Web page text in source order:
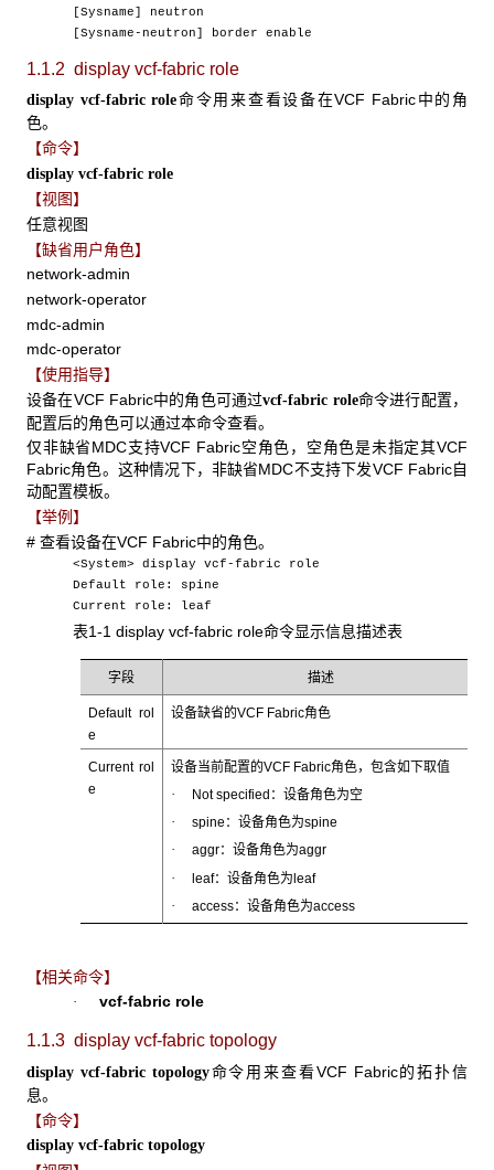
[Sysname] neutron
[Sysname-neutron] border enable
1.1.2 display vcf-fabric role
display vcf-fabric role命令用来查看设备在VCF Fabric中的角
色。
【命令】
display vcf-fabric role
【视图】
任意视图
【缺省用户角色】
network-admin
network-operator
mdc-admin
mdc-operator
【使用指导】
设备在VCF Fabric中的角色可通过vcf-fabric role命令进行配置，
配置后的角色可以通过本命令查看。
仅非缺省MDC支持VCF Fabric空角色，空角色是未指定其VCF
Fabric角色。这种情况下，非缺省MDC不支持下发VCF Fabric自
动配置模板。
【举例】
# 查看设备在VCF Fabric中的角色。
<System> display vcf-fabric role
Default role: spine
Current role: leaf
表1-1 display vcf-fabric role命令显示信息描述表
字段 描述
Default rol
e
设备缺省的VCF Fabric角色
Current rol
e
设备当前配置的VCF Fabric角色，包含如下取值
· Not specified：设备角色为空
· spine：设备角色为spine
· aggr：设备角色为aggr
· leaf：设备角色为leaf
· access：设备角色为access
【相关命令】
· vcf-fabric role
1.1.3 display vcf-fabric topology
display vcf-fabric topology命令用来查看VCF Fabric的拓扑信
息。
【命令】
display vcf-fabric topology